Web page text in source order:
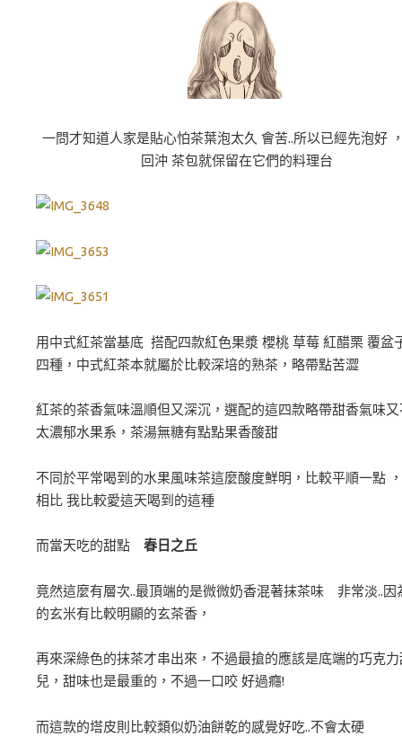
一問才知道人家是貼心怕茶葉泡太久 會苦..所以已經先泡好
回沖 茶包就保留在它們的料理台
用中式紅茶當基底 搭配四款紅色果漿 櫻桃 草莓 紅醋栗 覆盆
四種，中式紅茶本就屬於比較深培的熟茶，略帶點苦澀
紅茶的茶香氣味溫順但又深沉，選配的這四款略帶甜香氣味
太濃郁水果系，茶湯無糖有點點果香酸甜
不同於平常喝到的水果風味茶這麼酸度鮮明，比較平順一點
相比 我比較愛這天喝到的這種
而當天吃的甜點 春日之丘
竟然這麼有層次..最頂端的是微微奶香混著抹茶味 非常淡..因
的玄米有比較明顯的玄茶香，
再來深綠色的抹茶才串出來，不過最搶的應該是底端的巧克力
兒，甜味也是最重的，不過一口咬 好過癮!
而這款的塔皮則比較類似奶油餅乾的感覺好吃..不會太硬